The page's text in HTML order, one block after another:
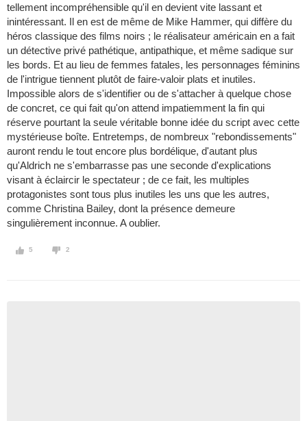
tellement incompréhensible qu'il en devient vite lassant et
inintéressant. Il en est de même de Mike Hammer, qui diffère du
héros classique des films noirs ; le réalisateur américain en a fait
un détective privé pathétique, antipathique, et même sadique sur
les bords. Et au lieu de femmes fatales, les personnages féminins
de l'intrigue tiennent plutôt de faire-valoir plats et inutiles.
Impossible alors de s'identifier ou de s'attacher à quelque chose
de concret, ce qui fait qu'on attend impatiemment la fin qui
réserve pourtant la seule véritable bonne idée du script avec cette
mystérieuse boîte. Entretemps, de nombreux "rebondissements"
auront rendu le tout encore plus bordélique, d'autant plus
qu'Aldrich ne s'embarrasse pas une seconde d'explications
visant à éclaircir le spectateur ; de ce fait, les multiples
protagonistes sont tous plus inutiles les uns que les autres,
comme Christina Bailey, dont la présence demeure
singulièrement inconnue. A oublier.
5 2